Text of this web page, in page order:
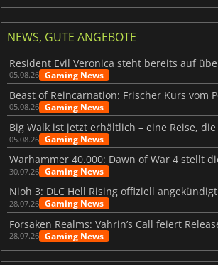
NEWS, GUTE ANGEBOTE
05.08.26 Gaming News
05.08.26 Gaming News
05.08.26 Gaming News
30.07.26 Gaming News
Nioh 3: DLC Hell Rising offiziell angekündigt
28.07.26 Gaming News
28.07.26 Gaming News